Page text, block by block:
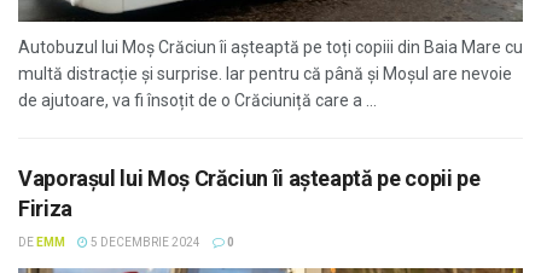
Autobuzul lui Moș Crăciun îi așteaptă pe toți copiii din Baia Mare cu
multă distracție și surprise. Iar pentru că până și Moșul are nevoie
de ajutoare, va fi însoțit de o Crăciuniță care a ...
Vaporașul lui Moș Crăciun îi așteaptă pe copii pe
Firiza
DE EMM 5 DECEMBRIE 2024 0